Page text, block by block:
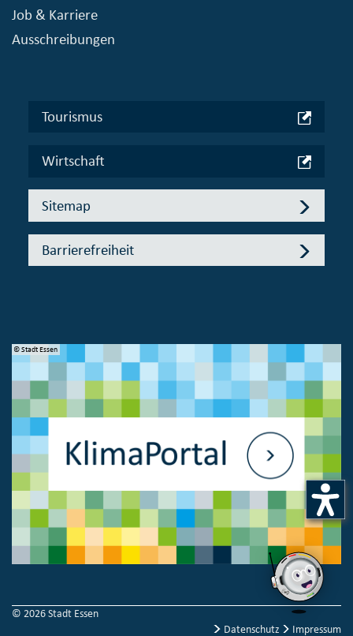
Job & Karriere
Ausschreibungen
Tourismus
Wirtschaft
Sitemap
Barrierefreiheit
© Stadt Essen
© 2026 Stadt Essen
Datenschutz
Impressum